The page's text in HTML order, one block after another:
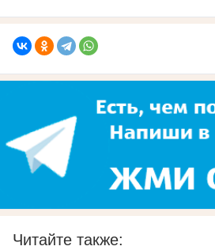
Читайте также: